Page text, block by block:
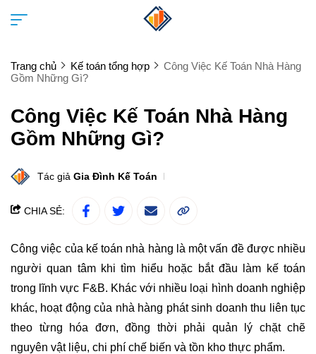
Trang chủ Kế toán tổng hợp
Công Việc Kế Toán Nhà Hàng
Gồm Những Gì?
Công Việc Kế Toán Nhà Hàng
Gồm Những Gì?
Tác giả Gia Đình Kế Toán
CHIA SẺ:
Công việc của kế toán nhà hàng là một vấn đề được nhiều
người quan tâm khi tìm hiểu hoặc bắt đầu làm kế toán
trong lĩnh vực F&B. Khác với nhiều loại hình doanh nghiệp
khác, hoạt động của nhà hàng phát sinh doanh thu liên tục
theo từng hóa đơn, đồng thời phải quản lý chặt chẽ
nguyên vật liệu, chi phí chế biến và tồn kho thực phẩm.